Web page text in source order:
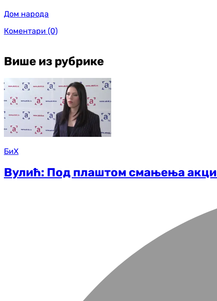
Дом народа
Коментари (0)
Више из рубрике
БиХ
Вулић: Под плаштом смањења